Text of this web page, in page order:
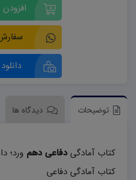
توضیحات دیدگاه ها
کتاب آمادگیدفاعی دهم ورد؛
کتاب آمادگی دفاعی